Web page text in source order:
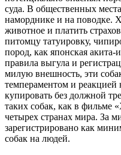
суда. В общественных
наморднике и на поводке.
животное и платить
питомцу татуировку,
пород, как японская акита-
правила выгула и
милую внешность, эти
темпераментом и реакцией
купировать без должной
таких собак, как в фильме
четырех странах мира. За
зарегистрировано как
собак на людей.